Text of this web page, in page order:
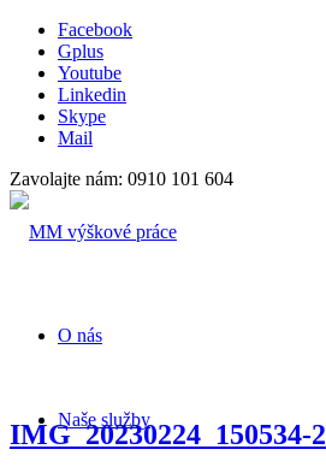
Facebook
Gplus
Youtube
Linkedin
Skype
Mail
Zavolajte nám: 0910 101 604
O nás
Naše služby
IMG_20230224_150534-2